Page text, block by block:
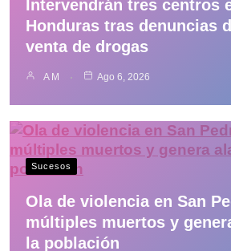
Intervendrán tres centros
Honduras tras denuncias
venta de drogas
A M Ago 6, 2026
Sucesos
Ola de violencia en San
múltiples muertos y
la población